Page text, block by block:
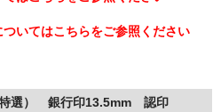
いてはこちらをご参照ください
特選） 銀行印13.5mm 認印